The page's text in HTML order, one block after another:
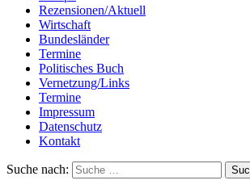
Rezensionen/Aktuell
Wirtschaft
Bundesländer
Termine
Politisches Buch
Vernetzung/Links
Termine
Impressum
Datenschutz
Kontakt
Suche nach: